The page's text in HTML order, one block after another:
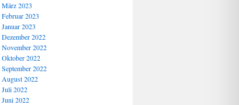
März 2023
Februar 2023
Januar 2023
Dezember 2022
November 2022
Oktober 2022
September 2022
August 2022
Juli 2022
Juni 2022